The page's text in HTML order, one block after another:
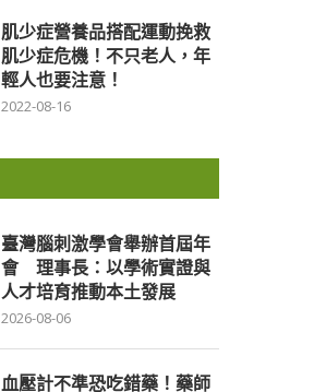
肌少症營養品搭配運動挽救
肌少症危機！不只老人，年
輕人也要注意！
2022-08-16
臺灣腦刺激學會舉辦首屆年
會 理事長：以學術實證與
人才培育推動本土發展
2026-08-06
血壓計不準恐吃錯藥！藥師